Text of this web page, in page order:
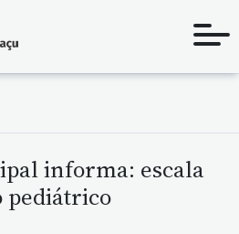
informa: escala
pediátrico